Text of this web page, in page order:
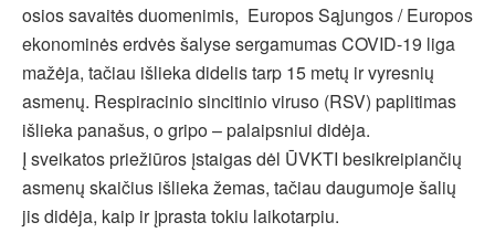
osios savaitės duomenimis, Europos Sąjungos / Europos
ekonominės erdvės šalyse sergamumas COVID-19 liga
mažėja, tačiau išlieka didelis tarp 15 metų ir vyresnių
asmenų. Respiracinio sincitinio viruso (RSV) paplitimas
išlieka panašus, o gripo – palaipsniui didėja.
Į sveikatos priežiūros įstaigas dėl ŪVKTI besikreipiančių
asmenų skaičius išlieka žemas, tačiau daugumoje šalių
jis didėja, kaip ir įprasta tokiu laikotarpiu.